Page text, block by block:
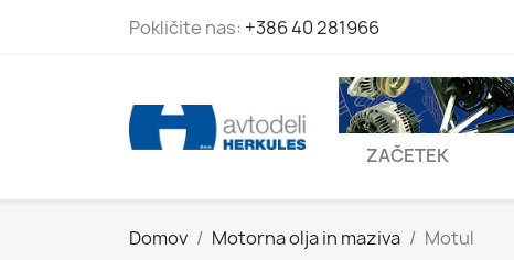
Pokličite nas: +386 40 281966
ZAČETEK
Domov Motorna olja in maziva Motul